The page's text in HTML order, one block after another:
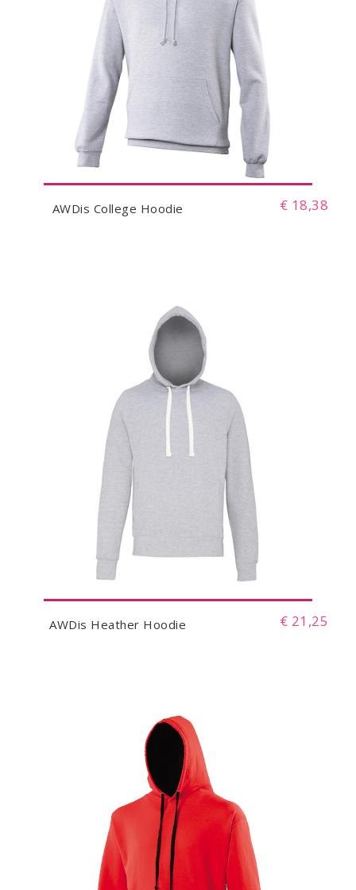
AWDis College Hoodie € 18,38
AWDis Heather Hoodie € 21,25